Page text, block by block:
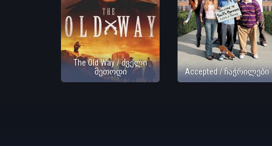
The Old Way / ძველი
მეთოდი
Accepted / ჩაჭრილები